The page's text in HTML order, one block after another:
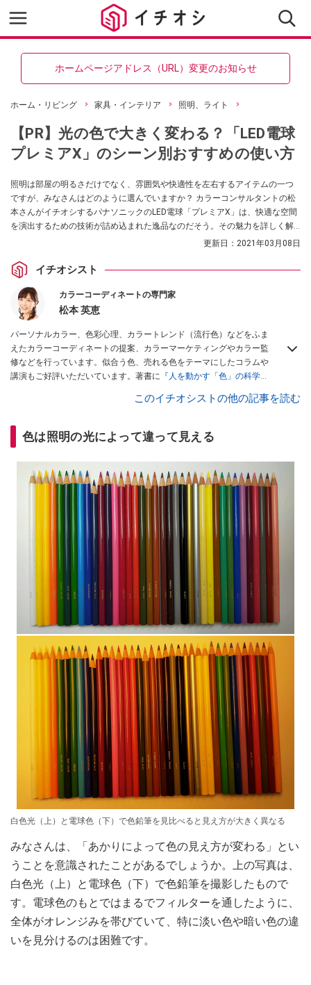
ホームページアドレス（URL）変更のお知らせ
ホーム・リビング 家具・インテリア 照明、ライト
【PR】光の色で大きく変わる？「LED電球
プレミアX」のシーン別おすすめの使い方
照明は部屋の明るさだけでなく、雰囲気や快適性を左右するアイテムの一つ
ですが、みなさんはどのように選んでいますか？ カラーコンサルタントの松
本さんがイチオシするパナソニックのLED電球「プレミアX」は、快適な空間
を演出するための技術が詰め込まれた逸品なのだそう。その魅力を詳しく解
説してもらいました！（提供：パナソニック株式会社）更新日： 2021年03月08日
イチオシスト
カラーコーディネートの専門家
松本 英恵
パーソナルカラー、色彩心理、カラートレンド（流行色）などをふま
えたカラーコーディネートの提案、カラーマーケティングやカラー監
修などを行っています。似合う色、売れる色をテーマにしたコラムや
講演もご好評いただいています。著書に 『人を動かす「色」の科学』
このイチオシストの他の記事を読む
色は照明の光によって違って見える
白色光（上）と電球色（下）で色鉛筆を見比べると見え方が大きく異なる
みなさんは、「あかりによって色の見え方が変わる」とい
うことを意識されたことがあるでしょうか。上の写真は、
白色光（上）と電球色（下）で色鉛筆を撮影したもので
す。電球色のもとではまるでフィルターを通したように、
全体がオレンジみを帯びていて、特に淡い色や暗い色の違
いを見分けるのは困難です。